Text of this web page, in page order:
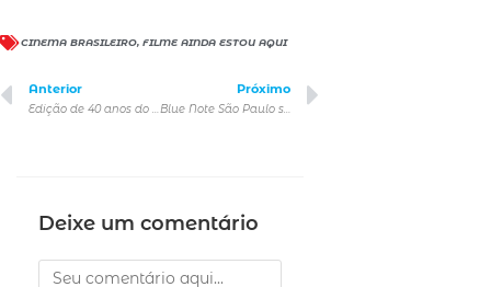
CINEMA BRASILEIRO, FILME AINDA ESTOU AQUI
Anterior Próximo
Blue Note São Paulo será palco de apresentações de Marcelo Serrado, Theo Bial e do coletivo Sete Cabeças com Charles Gavin dos Titãs
Deixe um comentário